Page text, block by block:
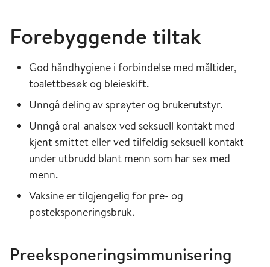
Forebyggende tiltak
God håndhygiene i forbindelse med måltider,
toalettbesøk og bleieskift.
Unngå deling av sprøyter og brukerutstyr.
Unngå oral-analsex ved seksuell kontakt med
kjent smittet eller ved tilfeldig seksuell kontakt
under utbrudd blant menn som har sex med
menn.
Vaksine er tilgjengelig for pre- og
posteksponeringsbruk.
Preeksponeringsimmunisering